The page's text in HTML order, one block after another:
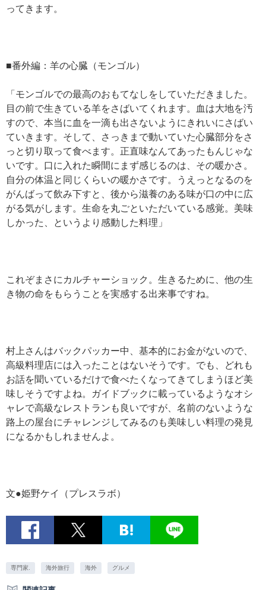
ってきます。
■番外編：羊の心臓（モンゴル）
「モンゴルでの最高のおもてなしをしていただきました。
目の前で生きている羊をさばいてくれます。血は大地を汚
すので、本当に血を一滴も出さないようにきれいにさばい
ていきます。そして、さっきまで動いていた心臓部分をさ
っと切り取って食べます。正直味なんてあったもんじゃな
いです。口に入れた瞬間にまず感じるのは、その暖かさ。
自分の体温と同じくらいの暖かさです。うえっとなるのを
がんばって飲み下すと、後から滋養のある味が口の中に広
がる気がします。生命を丸ごといただいている感覚。美味
しかった、というより感動した料理」
これぞまさにカルチャーショック。生きるために、他の生
き物の命をもらうことを実感する出来事ですね。
村上さんはバックパッカー中、基本的にお金がないので、
高級料理店には入ったことはないそうです。でも、どれも
お話を聞いているだけで食べたくなってきてしまうほど美
味しそうですよね。ガイドブックに載っているようなオシ
ャレで高級なレストランも良いですが、名前のないような
路上の屋台にチャレンジしてみるのも美味しい料理の発見
になるかもしれませんよ。
文●姫野ケイ（プレスラボ）
専門家. 海外旅行 海外 グルメ